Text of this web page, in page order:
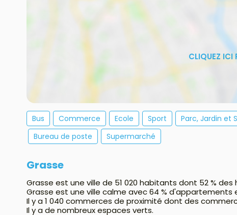
Bus Commerce Ecole Sport Parc, Jardin et
Bureau de poste
Supermarché
Grasse
Grasse est une ville de 51 020 habitants dont 52 %
Grasse est une ville calme avec 64 % d'appartements
Il y a 1 040 commerces de proximité dont des
Il y a de nombreux espaces verts.